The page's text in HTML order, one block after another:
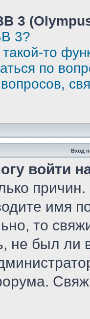
3
3?
то
по
Вход
войти
имя
то
не был ли